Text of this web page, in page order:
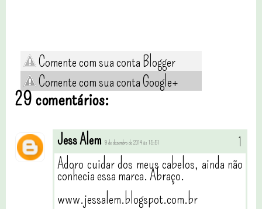
Comente com sua conta Blogger
Comente com sua conta Google+
29 comentários:
Jess Alem 9 de dezembro de 2014 às 15:51
Adoro cuidar dos meus cabelos, ainda não
conhecia essa marca. Abraço.
www.jessalem.blogspot.com.br